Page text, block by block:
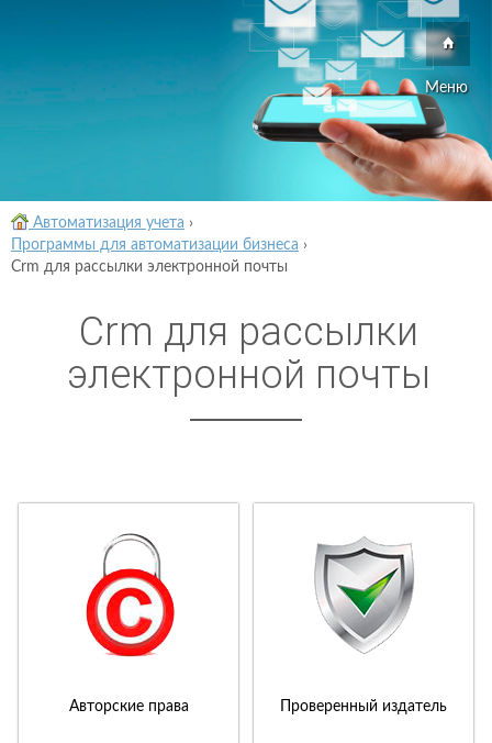
Меню
Автоматизация учета ›
Программы для автоматизации бизнеса ›
Crm для рассылки электронной почты
Crm для рассылки
электронной почты
Авторские права Проверенный издатель